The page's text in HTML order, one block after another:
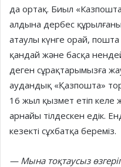
да ортақ. Биыл
алдына дербес
атаулы күнге орай,
қандай және басқа
деген сұрақтарымызға
аудандық «Қазпошта»
16 жыл қызмет етіп келе
арнайы тілдескен едік.
кезекті сұхбатқа береміз.
— Мына тоқтаусыз